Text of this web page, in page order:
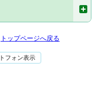
トップページへ戻る
フォン表示